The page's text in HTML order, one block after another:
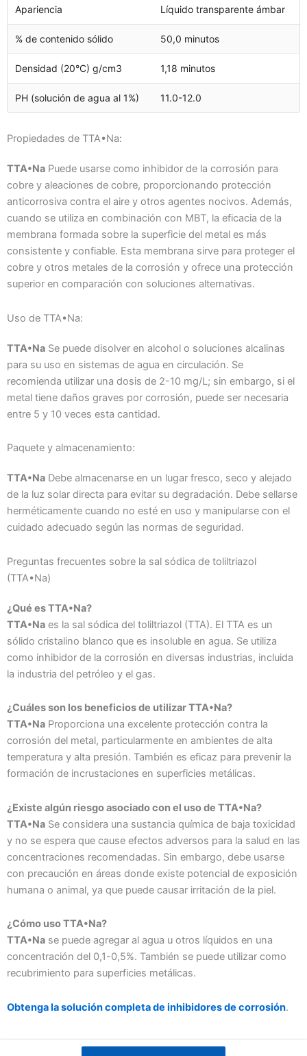
Apariencia Líquido transparente ámbar
% de contenido sólido 50,0 minutos
Densidad (20°C) g/cm3 1,18 minutos
PH (solución de agua al 1%) 11.0-12.0
Propiedades de TTA•Na:
TTA•Na Puede usarse como inhibidor de la corrosión para
cobre y aleaciones de cobre, proporcionando protección
anticorrosiva contra el aire y otros agentes nocivos. Además,
cuando se utiliza en combinación con MBT, la eficacia de la
membrana formada sobre la superficie del metal es más
consistente y confiable. Esta membrana sirve para proteger el
cobre y otros metales de la corrosión y ofrece una protección
superior en comparación con soluciones alternativas.
Uso de TTA•Na:
TTA•Na Se puede disolver en alcohol o soluciones alcalinas
para su uso en sistemas de agua en circulación. Se
recomienda utilizar una dosis de 2-10 mg/L; sin embargo, si el
metal tiene daños graves por corrosión, puede ser necesaria
entre 5 y 10 veces esta cantidad.
Paquete y almacenamiento:
TTA•Na Debe almacenarse en un lugar fresco, seco y alejado
de la luz solar directa para evitar su degradación. Debe sellarse
herméticamente cuando no esté en uso y manipularse con el
cuidado adecuado según las normas de seguridad.
Preguntas frecuentes sobre la sal sódica de toliltriazol
(TTA•Na)
¿Qué es TTA•Na?
TTA•Na es la sal sódica del toliltriazol (TTA). El TTA es un
sólido cristalino blanco que es insoluble en agua. Se utiliza
como inhibidor de la corrosión en diversas industrias, incluida
la industria del petróleo y el gas.
¿Cuáles son los beneficios de utilizar TTA•Na?
TTA•Na Proporciona una excelente protección contra la
corrosión del metal, particularmente en ambientes de alta
temperatura y alta presión. También es eficaz para prevenir la
formación de incrustaciones en superficies metálicas.
¿Existe algún riesgo asociado con el uso de TTA•Na?
TTA•Na Se considera una sustancia química de baja toxicidad
y no se espera que cause efectos adversos para la salud en las
concentraciones recomendadas. Sin embargo, debe usarse
con precaución en áreas donde existe potencial de exposición
humana o animal, ya que puede causar irritación de la piel.
¿Cómo uso TTA•Na?
TTA•Na se puede agregar al agua u otros líquidos en una
concentración del 0,1-0,5%. También se puede utilizar como
recubrimiento para superficies metálicas.
Obtenga la solución completa de inhibidores de corrosión.